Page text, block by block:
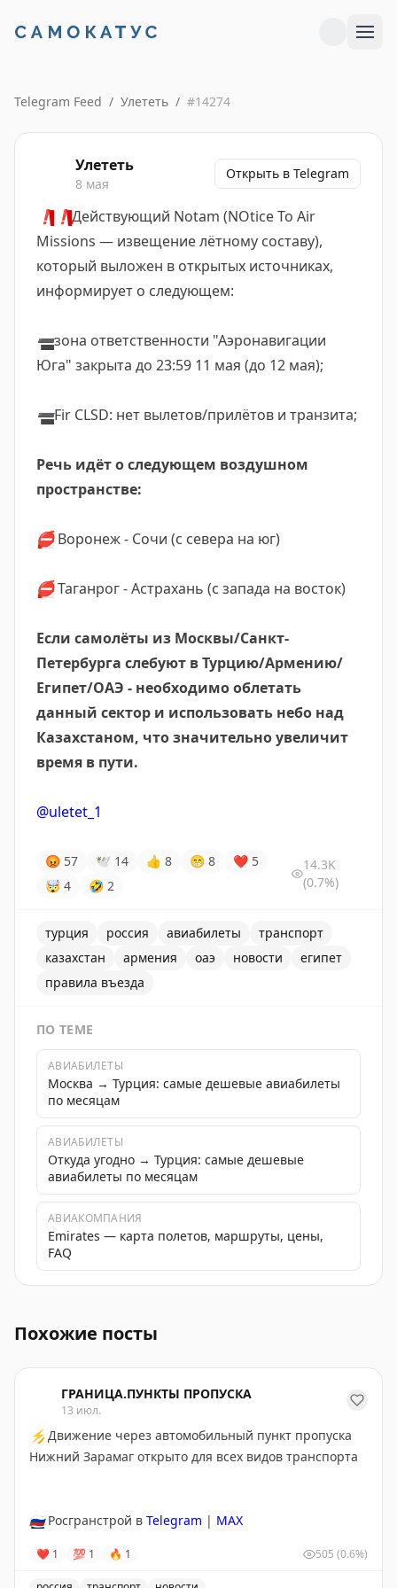
Telegram Feed / Улететь / #14274
Улететь
8 мая
Открыть в Telegram
❗ ❗Действующий Notam (NOtice To Air
Missions — извещение лётному составу),
который выложен в открытых источниках,
информирует о следующем:
➖зона ответственности "Аэронавигации
Юга" закрыта до 23:59 11 мая (до 12 мая);
➖Fir CLSD: нет вылетов/прилётов и транзита;
Речь идёт о следующем воздушном
пространстве:
⛔Воронеж - Сочи (с севера на юг)
⛔Таганрог - Астрахань (с запада на восток)
Если самолёты из Москвы/Санкт-
Петербурга слебуют в Турцию/Армению/
Египет/ОАЭ - необходимо облетать
данный сектор и использовать небо над
Казахстаном, что значительно увеличит
время в пути.
@uletet_1
😡 57 🕊 14 👍 8 😁 8 ❤ 5
🤯 4 🤣 2
14.3K
(0.7%)
турция россия авиабилеты
транспорт
казахстан
армения оаэ новости
египет
правила въезда
ПО ТЕМЕ
АВИАБИЛЕТЫ
Москва → Турция: самые дешевые авиабилеты
по месяцам
АВИАБИЛЕТЫ
Откуда угодно → Турция: самые дешевые
авиабилеты по месяцам
АВИАКОМПАНИЯ
Emirates — карта полетов, маршруты, цены,
FAQ
Похожие посты
ГРАНИЦА.ПУНКТЫ ПРОПУСКА
13 июл.
⚡ Движение через автомобильный пункт пропуска
Нижний Зарамаг открыто для всех видов транспорта
🇷🇺Росгранстрой в Telegram | MAX
❤ 1 💯 1 🔥 1 505 (0.6%)